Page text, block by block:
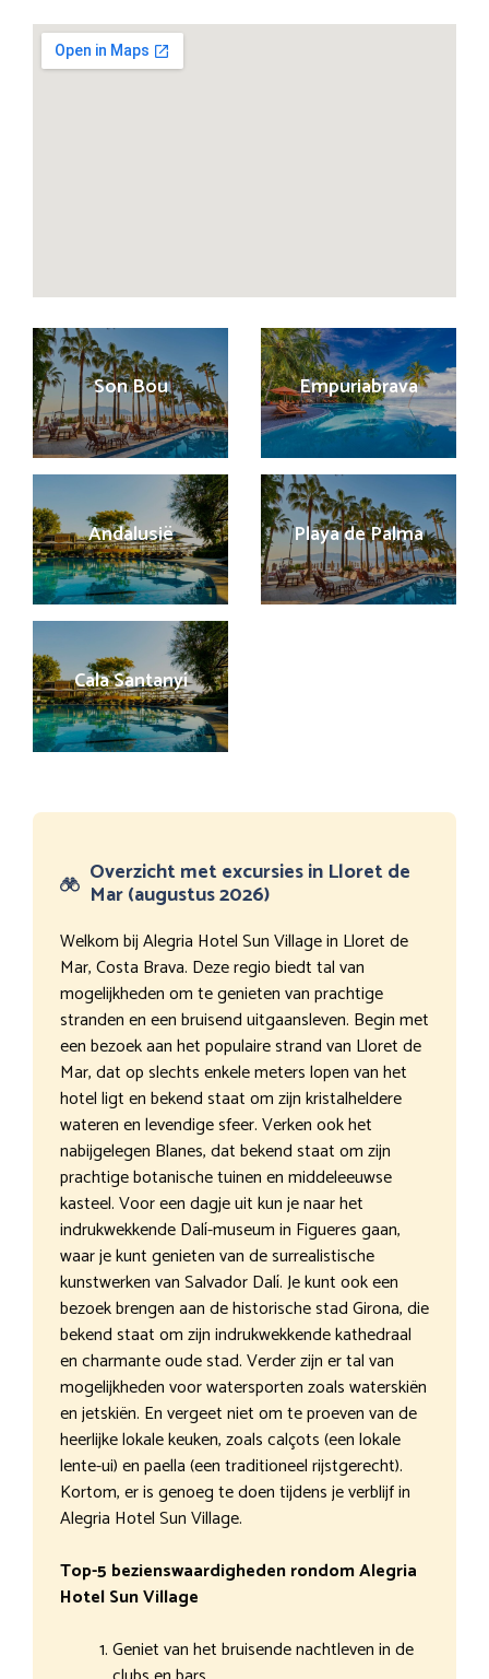
Son Bou Empuriabrava
Andalusië Playa de Palma
Cala Santanyí
Overzicht met excursies in Lloret de
Mar (augustus 2026)
Welkom bij Alegria Hotel Sun Village in Lloret de
Mar, Costa Brava. Deze regio biedt tal van
mogelijkheden om te genieten van prachtige
stranden en een bruisend uitgaansleven. Begin met
een bezoek aan het populaire strand van Lloret de
Mar, dat op slechts enkele meters lopen van het
hotel ligt en bekend staat om zijn kristalheldere
wateren en levendige sfeer. Verken ook het
nabijgelegen Blanes, dat bekend staat om zijn
prachtige botanische tuinen en middeleeuwse
kasteel. Voor een dagje uit kun je naar het
indrukwekkende Dalí-museum in Figueres gaan,
waar je kunt genieten van de surrealistische
kunstwerken van Salvador Dalí. Je kunt ook een
bezoek brengen aan de historische stad Girona, die
bekend staat om zijn indrukwekkende kathedraal
en charmante oude stad. Verder zijn er tal van
mogelijkheden voor watersporten zoals waterskiën
en jetskiën. En vergeet niet om te proeven van de
heerlijke lokale keuken, zoals calçots (een lokale
lente-ui) en paella (een traditioneel rijstgerecht).
Kortom, er is genoeg te doen tijdens je verblijf in
Alegria Hotel Sun Village.
Top-5 bezienswaardigheden rondom Alegria
Hotel Sun Village
Geniet van het bruisende nachtleven in de